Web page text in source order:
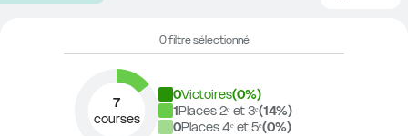
0 filtre sélectionné
7
courses
0Victoires(0%)
1Places 2ᵉ et 3ᵉ(14%)
0Places 4ᵉ et 5ᵉ(0%)